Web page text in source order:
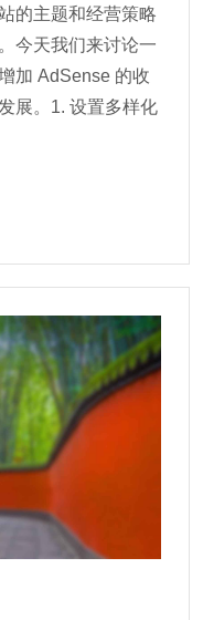
的主题和经营策略
今天我们来讨论一
加 AdSense 的收
展。1. 设置多样化